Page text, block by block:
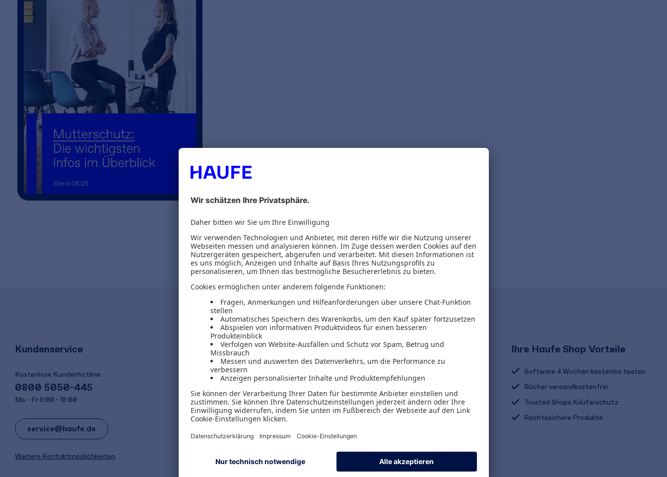
Kundenservice
Kostenlose Kundenhotline:
0800 5050-445
Mo - Fr 8:00 - 18:00
service@haufe.de
Weitere Kontaktmöglichkeiten
Versand & Zahlungsarten
Versandpauschalen
Kostenlose Rücksendungen
Alle Zahlungsarten
Ihre Haufe Shop Vorteile
Software 4 Wochen kostenlos testen
Bücher versandkostenfrei
Trusted Shops Käuferschutz
Rechtssichere Produkte